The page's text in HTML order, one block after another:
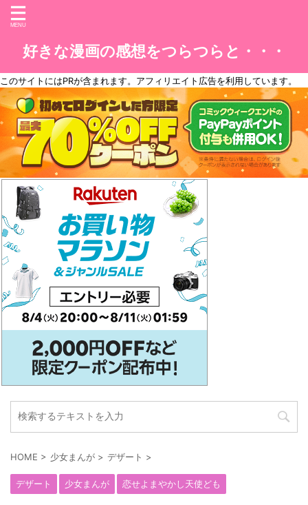
好きな漫画の感想をつらつらと・・・
このサイトにはPRが含まれます。アフィリエイト広告を利用しています。
HOME > 少女まんが > デザート >
デザート 少女まんが 恋せよまやかし天使ども